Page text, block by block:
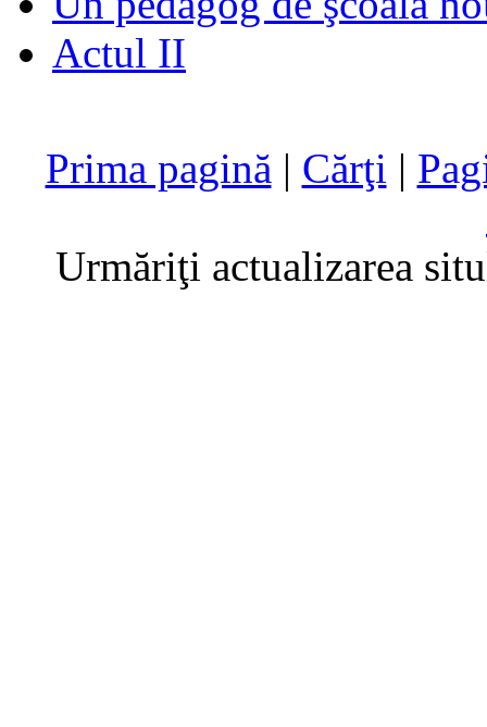
Actul II
Prima pagină | Cărţi |
Urmăriţi actualizarea